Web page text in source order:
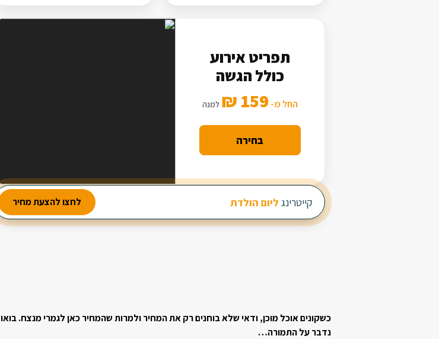
מבחר עשיר של סלטים
2 מנות ביניים
תפריט אירוע
כולל הגשה
החל מ-159 ₪ למנה
בחירה
קייטרינג ליום הולדת לחצו להצעת מחיר
כשקונים אוכל מוכן, ודאי שלא בוחנים רק את המחיר ולמרות שהמחיר כאן לגמרי מנצח. בואו
נדבר על התמורה…